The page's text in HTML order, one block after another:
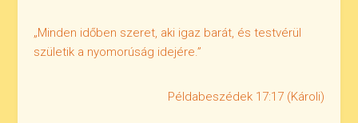
„Minden időben szeret, aki igaz barát, és testvérül
születik a nyomorúság idejére.”
Példabeszédek 17:17 (Károli)